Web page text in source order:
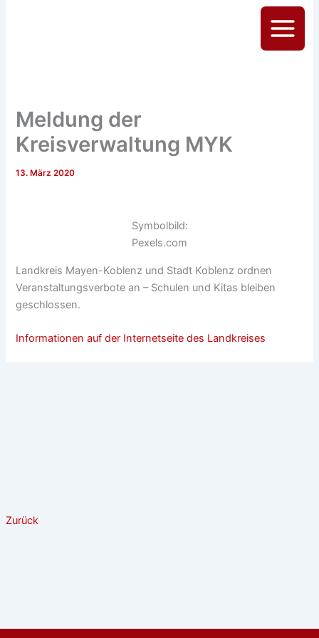
Main
Zurück
Meldung der
Kreisverwaltung MYK
13. März 2020
Symbolbild:
Pexels.com
Landkreis Mayen-Koblenz und Stadt Koblenz ordnen
Veranstaltungsverbote an – Schulen und Kitas bleiben
geschlossen.
Informationen auf der Internetseite des Landkreises